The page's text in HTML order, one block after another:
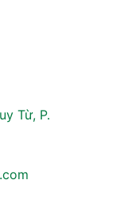
Từ, P.